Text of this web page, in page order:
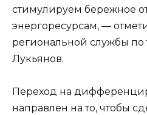
стимулируем бережное
энергоресурсам, —
региональной службы
Лукьянов.
Переход на
направлен на то, чтобы